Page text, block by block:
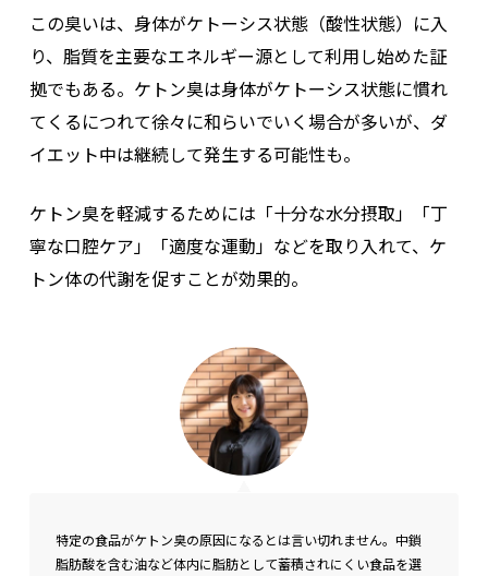
この臭いは、身体がケトーシス状態（酸性状態）に入
り、脂質を主要なエネルギー源として利用し始めた証
拠でもある。ケトン臭は身体がケトーシス状態に慣れ
てくるにつれて徐々に和らいでいく場合が多いが、ダ
イエット中は継続して発生する可能性も。
ケトン臭を軽減するためには「十分な水分摂取」「丁
寧な口腔ケア」「適度な運動」などを取り入れて、ケ
トン体の代謝を促すことが効果的。
特定の食品がケトン臭の原因になるとは言い切れません。中鎖
脂肪酸を含む油など体内に脂肪として蓄積されにくい食品を選